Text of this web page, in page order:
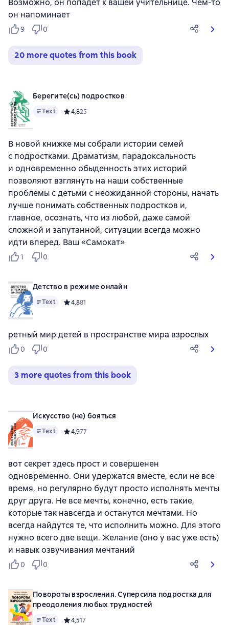
Возможно, он попадет к вашей учительнице. Чем-то
он напоминает
9 0
20 more quotes from this book
Берегите(сь) подростков
Text Средний рейтинг 4,8 на основе 25 оценок
4,825
В новой книжке мы собрали истории семей
с подростками. Драматизм, парадоксальность
и одновременно обыденность этих историй
позволяют взглянуть на наши собственные
проблемы с детьми с неожиданной стороны, начать
лучше понимать собственных подростков и,
главное, осознать, что из любой, даже самой
сложной и запутанной, ситуации всегда можно
идти вперед. Ваш «Самокат»
1 0
Детство в режиме онлайн
Text Средний рейтинг 4,8 на основе 81 оценок
4,881
ретный мир детей в пространстве мира взрослых
0 0
3 more quotes from this book
Искусство (не) бояться
Text Средний рейтинг 4,9 на основе 77 оценок
4,977
вот секрет здесь прост и совершенен
одновременно. Они удержатся вместе, если не все
время, но регулярно будут просто исполнять мечты
друг друга. Не все мечты, конечно, есть такие,
которые так навсегда и останутся мечтами. Но
всегда найдутся те, что исполнить можно. Для этого
нужно всего две вещи. Желание (оно у вас уже есть)
и навык озвучивания мечтаний
0 0
Повороты взросления. Суперсила подростка для
преодоления любых трудностей
Text Средний рейтинг 4,5 на основе 17 оценок
4,517